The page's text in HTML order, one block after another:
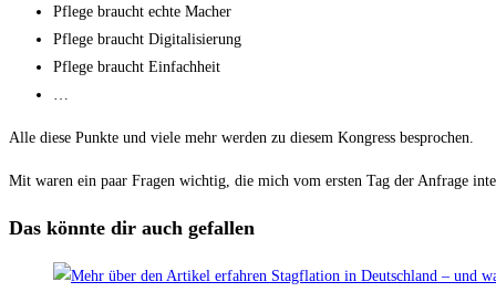
Pflege braucht echte Macher
Pflege braucht Digitalisierung
Pflege braucht Einfachheit
…
Alle diese Punkte und viele mehr werden zu diesem Kongress besprochen.
Mit waren ein paar Fragen wichtig, die mich vom ersten Tag der Anfrage
Das könnte dir auch gefallen